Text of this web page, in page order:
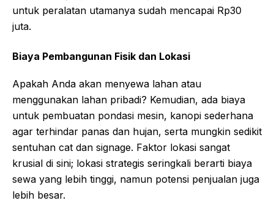
untuk peralatan utamanya sudah mencapai Rp30
juta.
Biaya Pembangunan Fisik dan Lokasi
Apakah Anda akan menyewa lahan atau
menggunakan lahan pribadi? Kemudian, ada biaya
untuk pembuatan pondasi mesin, kanopi sederhana
agar terhindar panas dan hujan, serta mungkin sedikit
sentuhan cat dan signage. Faktor lokasi sangat
krusial di sini; lokasi strategis seringkali berarti biaya
sewa yang lebih tinggi, namun potensi penjualan juga
lebih besar.